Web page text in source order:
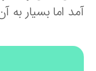
اما بسیار به آن